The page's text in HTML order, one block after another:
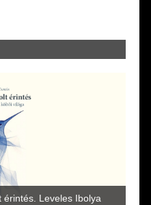
érintés. Leveles Ibolya